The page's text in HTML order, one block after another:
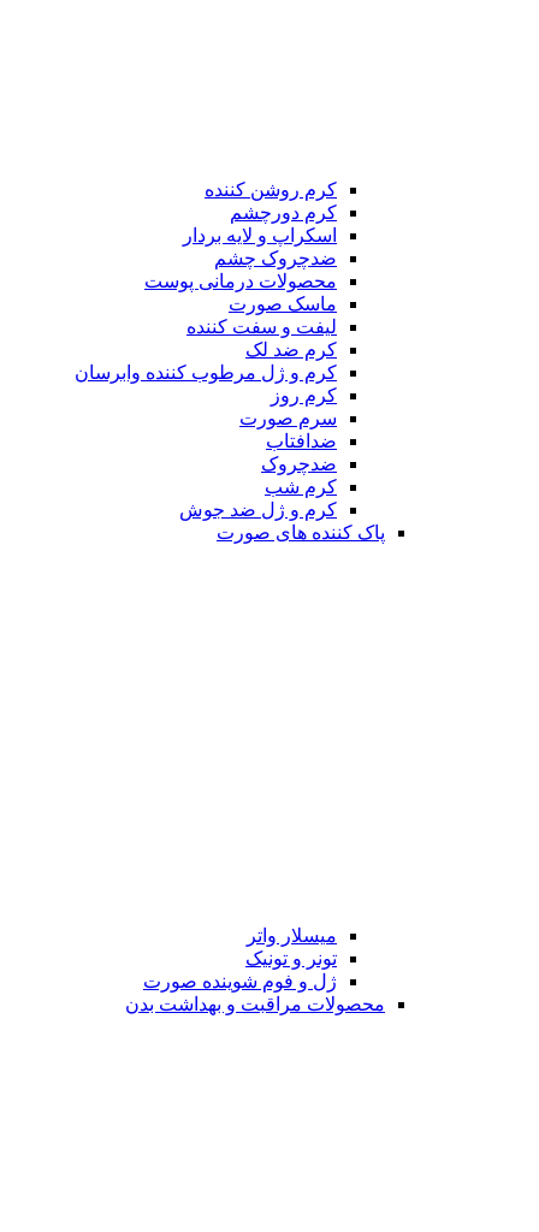
کرم روشن کننده
کرم دورچشم
اسکراپ و لایه بردار
ضدچروک چشم
محصولات درمانی پوست
ماسک صورت
لیفت و سفت کننده
کرم ضد لک
کرم و ژل مرطوب کننده وابرسان
کرم روز
سرم صورت
ضدافتاب
ضدچروک
کرم شب
کرم و ژل ضد جوش
پاک کننده های صورت
میسلار واتر
تونر و تونیک
ژل و فوم شوینده صورت
محصولات مراقبت و بهداشت بدن